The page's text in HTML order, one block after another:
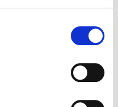
, HWW, feestdagen en
voor